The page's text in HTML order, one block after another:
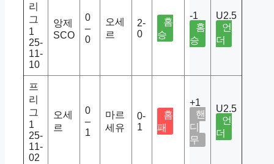
리
그
1
25-
11-
10
앙제
SCO
0
–
0
오세
르
2-
0
홈
승
-1
홈
승
U2.5
언
더
프
리
그
1
25-
11-
02
오세
르
0
–
1
마르
세유
0-
1
홈
패
+1
핸
디
무
U2.5
언
더